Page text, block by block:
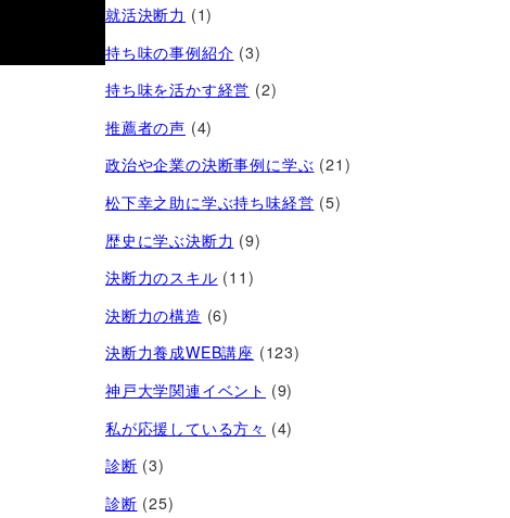
就活決断力 (1)
持ち味の事例紹介 (3)
持ち味を活かす経営​ (2)
推薦者の声 (4)
政治や企業の決断事例に学ぶ (21)
松下幸之助に学ぶ持ち味経営 (5)
歴史に学ぶ決断力 (9)
決断力のスキル (11)
決断力の構造 (6)
決断力養成WEB講座 (123)
神戸大学関連イベント (9)
私が応援している方々 (4)
診断 (3)
診断 (25)